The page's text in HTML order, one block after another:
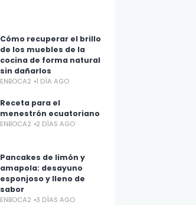
Cómo recuperar el brillo
de los muebles de la
cocina de forma natural
sin dañarlos
ENBOCA2 1 DÍA AGO
Receta para el
menestrón ecuatoriano
ENBOCA2 2 DÍAS AGO
Pancakes de limón y
amapola: desayuno
esponjoso y lleno de
sabor
ENBOCA2 3 DÍAS AGO